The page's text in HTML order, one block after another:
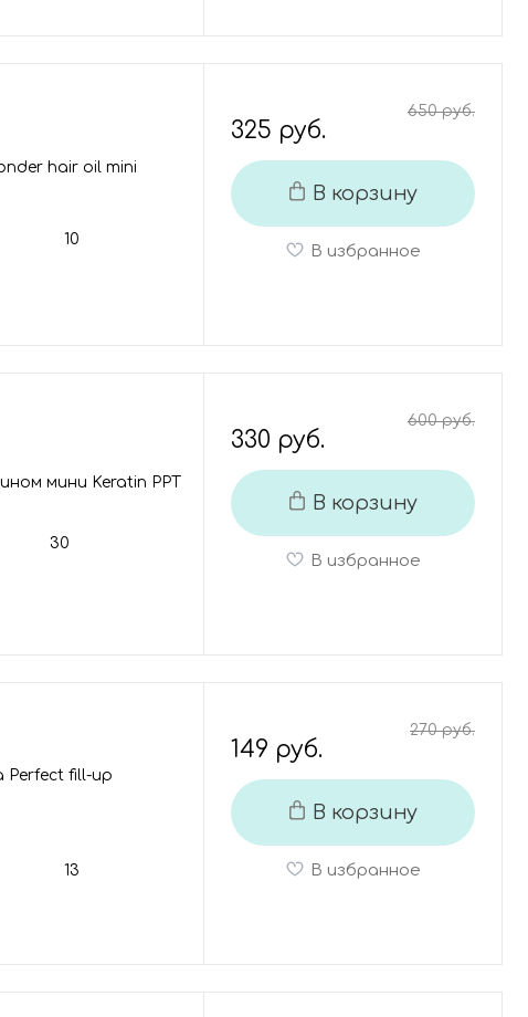
hair oil mini
10
325 руб.
650 руб.
В корзину
В избранное
мини Keratin PPT
30
330 руб.
600 руб.
В корзину
В избранное
Perfect fill-up
13
149 руб.
270 руб.
В корзину
В избранное